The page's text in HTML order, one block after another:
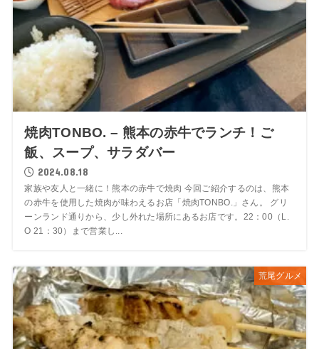
焼肉TONBO. – 熊本の赤牛でランチ！ご
飯、スープ、サラダバー
2024.08.18
家族や友人と一緒に！熊本の赤牛で焼肉 今回ご紹介するのは、熊本
の赤牛を使用した焼肉が味わえるお店「焼肉TONBO.」さん。 グリ
ーンランド通りから、少し外れた場所にあるお店です。22：00（L.
O 21：30）まで営業し...
荒尾グルメ